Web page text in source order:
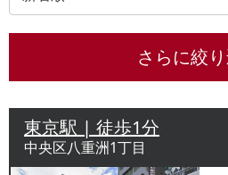
さらに絞
東京駅 | 徒歩1分
中央区八重洲1丁目